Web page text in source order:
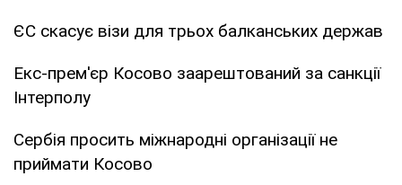
ЄС скасує візи для трьох балканських держав
Екс-прем'єр Косово заарештований за санкції
Інтерполу
Сербія просить міжнародні організації не
приймати Косово